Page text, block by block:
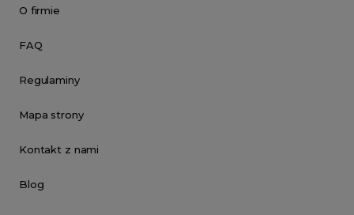
O firmie
FAQ
Regulaminy
Mapa strony
Kontakt z nami
Blog